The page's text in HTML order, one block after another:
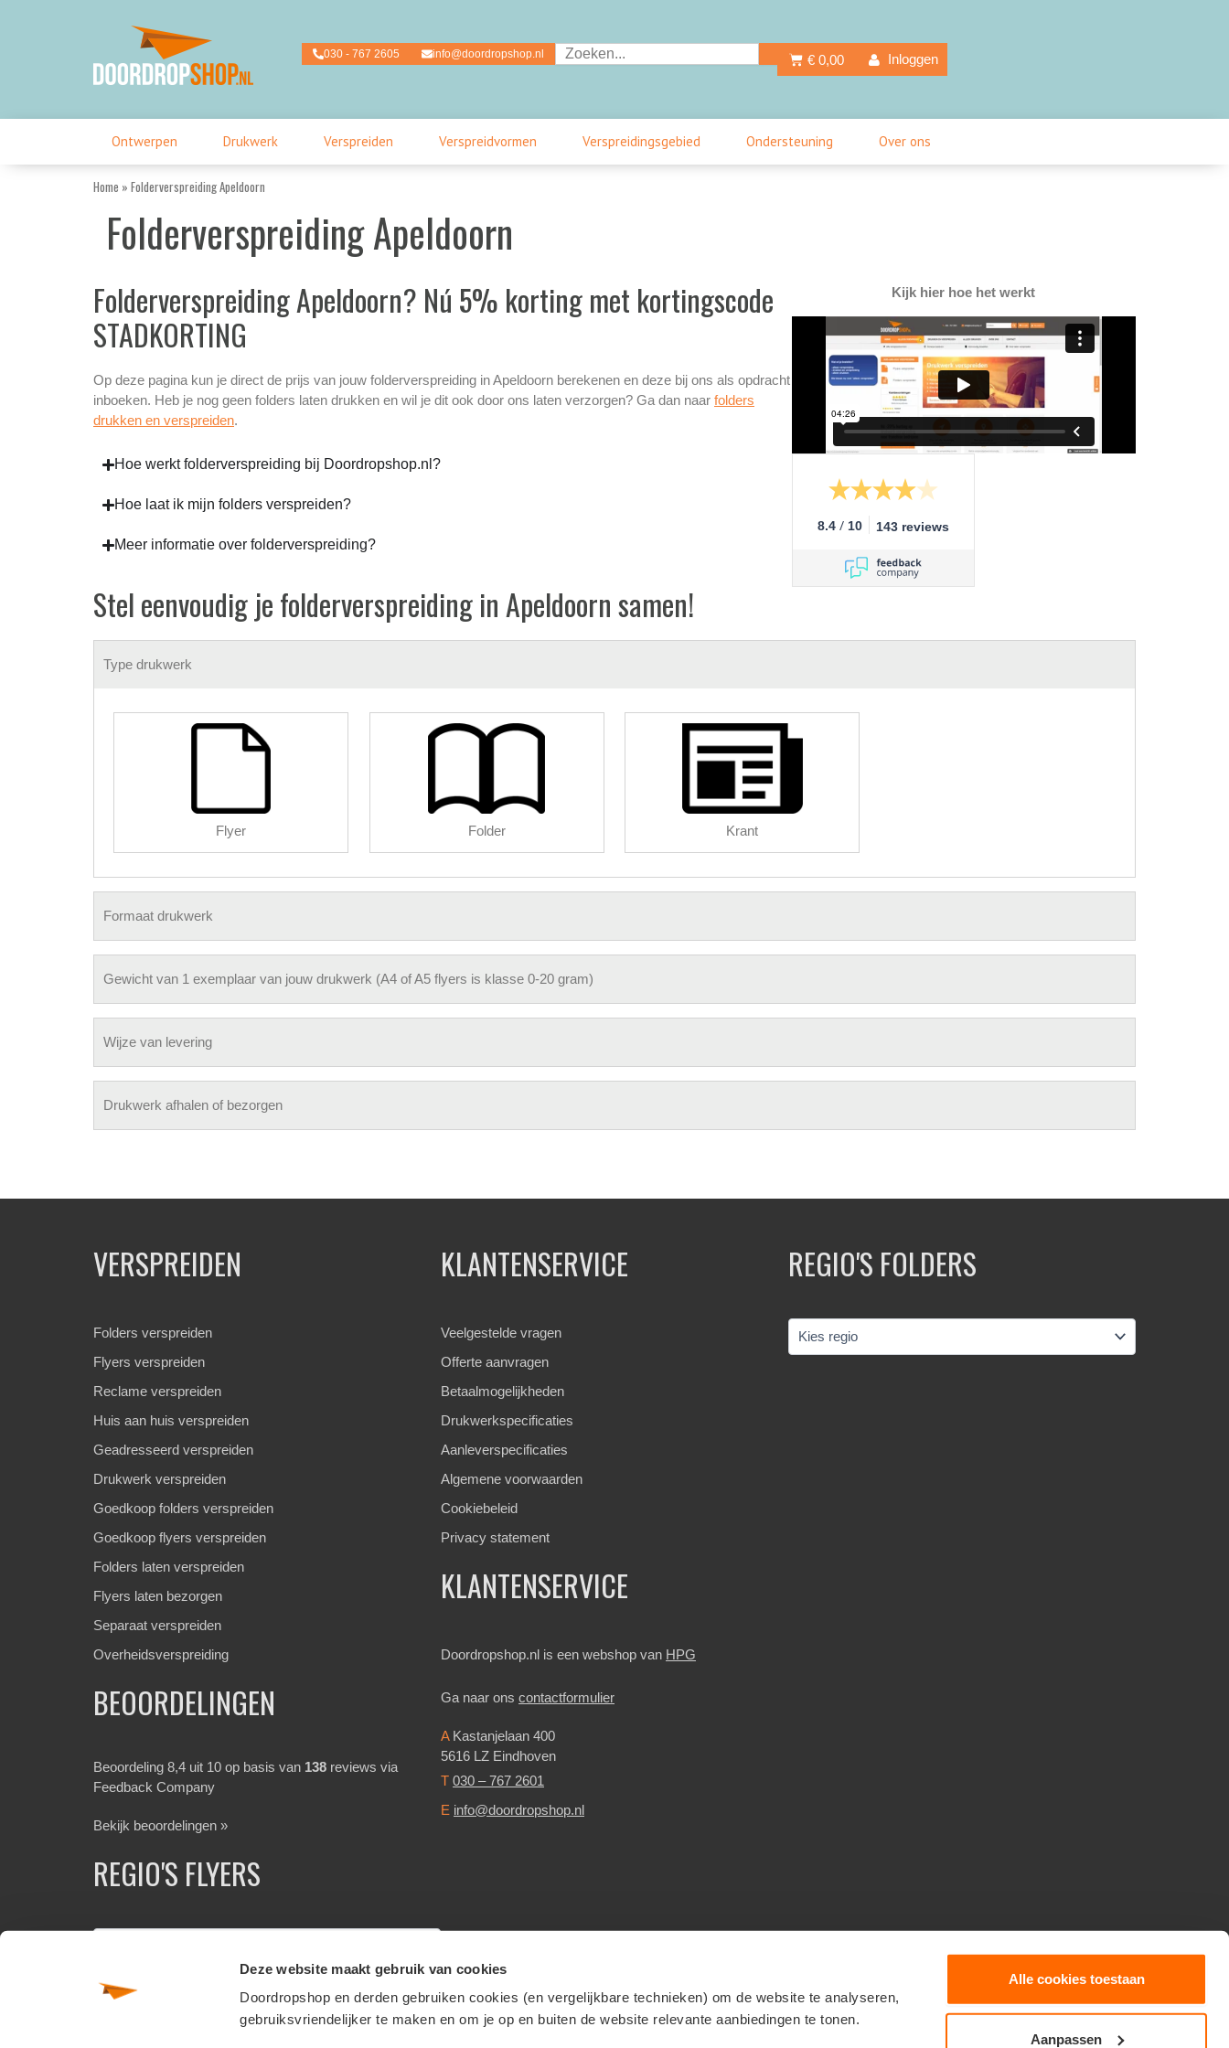
Deze website maakt gebruik van cookies
Doordropshop en derden gebruiken cookies (en vergelijkbare technieken) om de website te analyseren,
gebruiksvriendelijker te maken en om je op en buiten de website relevante aanbiedingen te tonen.
Alle cookies toestaan
Aanpassen
030 - 767 2605 info@doordropshop.nl Zoeken
€ 0,00
Winkelwagen Inloggen
Ontwerpen Drukwerk Verspreiden Verspreidvormen Verspreidingsgebied Ondersteuning Over ons
Home » Folderverspreiding Apeldoorn
Folderverspreiding Apeldoorn
Folderverspreiding Apeldoorn? Nú 5% korting met kortingscode
STADKORTING
Op deze pagina kun je direct de prijs van jouw folderverspreiding in Apeldoorn berekenen en deze bij ons als opdracht
inboeken. Heb je nog geen folders laten drukken en wil je dit ook door ons laten verzorgen? Ga dan naar folders
drukken en verspreiden.
Hoe werkt folderverspreiding bij Doordropshop.nl?
Hoe laat ik mijn folders verspreiden?
Meer informatie over folderverspreiding?
Kijk hier hoe het werkt
8.4 / 10 143 reviews
Stel eenvoudig je folderverspreiding in Apeldoorn samen!
Type drukwerk
Flyer Folder Krant
Formaat drukwerk
Gewicht van 1 exemplaar van jouw drukwerk (A4 of A5 flyers is klasse 0-20 gram)
Wijze van levering
Drukwerk afhalen of bezorgen
VERSPREIDEN
Folders verspreiden
Flyers verspreiden
Reclame verspreiden
Huis aan huis verspreiden
Geadresseerd verspreiden
Drukwerk verspreiden
Goedkoop folders verspreiden
Goedkoop flyers verspreiden
Folders laten verspreiden
Flyers laten bezorgen
Separaat verspreiden
Overheidsverspreiding
BEOORDELINGEN
Beoordeling 8,4 uit 10 op basis van 138 reviews via
Feedback Company
Bekijk beoordelingen »
REGIO'S FLYERS
KLANTENSERVICE
Veelgestelde vragen
Offerte aanvragen
Betaalmogelijkheden
Drukwerkspecificaties
Aanleverspecificaties
Algemene voorwaarden
Cookiebeleid
Privacy statement
KLANTENSERVICE
Doordropshop.nl is een webshop van HPG
Ga naar ons contactformulier
AKastanjelaan 400
5616 LZ Eindhoven
T 030 – 767 2601
E info@doordropshop.nl
REGIO'S FOLDERS